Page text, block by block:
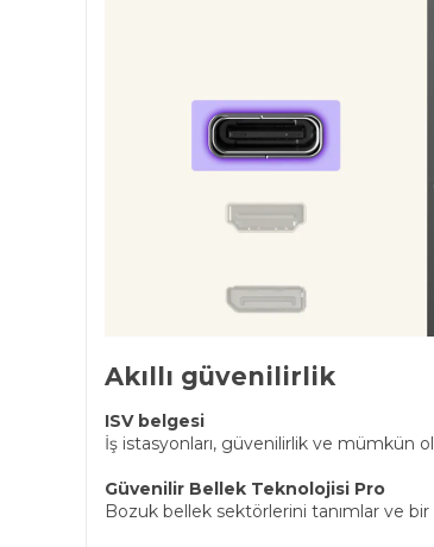
Akıllı güvenilirlik
ISV belgesi
İş istasyonları, güvenilirlik ve mümkün
Güvenilir Bellek Teknolojisi Pro
Bozuk bellek sektörlerini tanımlar ve bir